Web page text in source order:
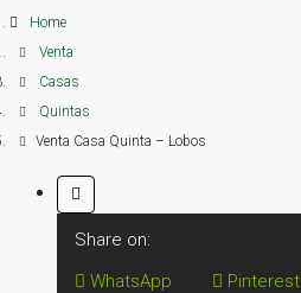
Home
Venta
Casas
Quintas
Venta Casa Quinta – Lobos
Share on:
WhatsApp
Pinterest